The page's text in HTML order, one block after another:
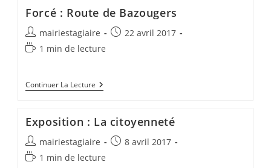
Forcé : Route de Bazougers
Auteur/autrice
de
mairiestagiaire
Publication
22 avril 2017
Temps1 min de lecture
Continuer La Lecture Forcé
:
Bazougers
Exposition : La citoyenneté
Auteur/autrice
de
mairiestagiaire
Publication
8 avril 2017
Temps1 min de lecture